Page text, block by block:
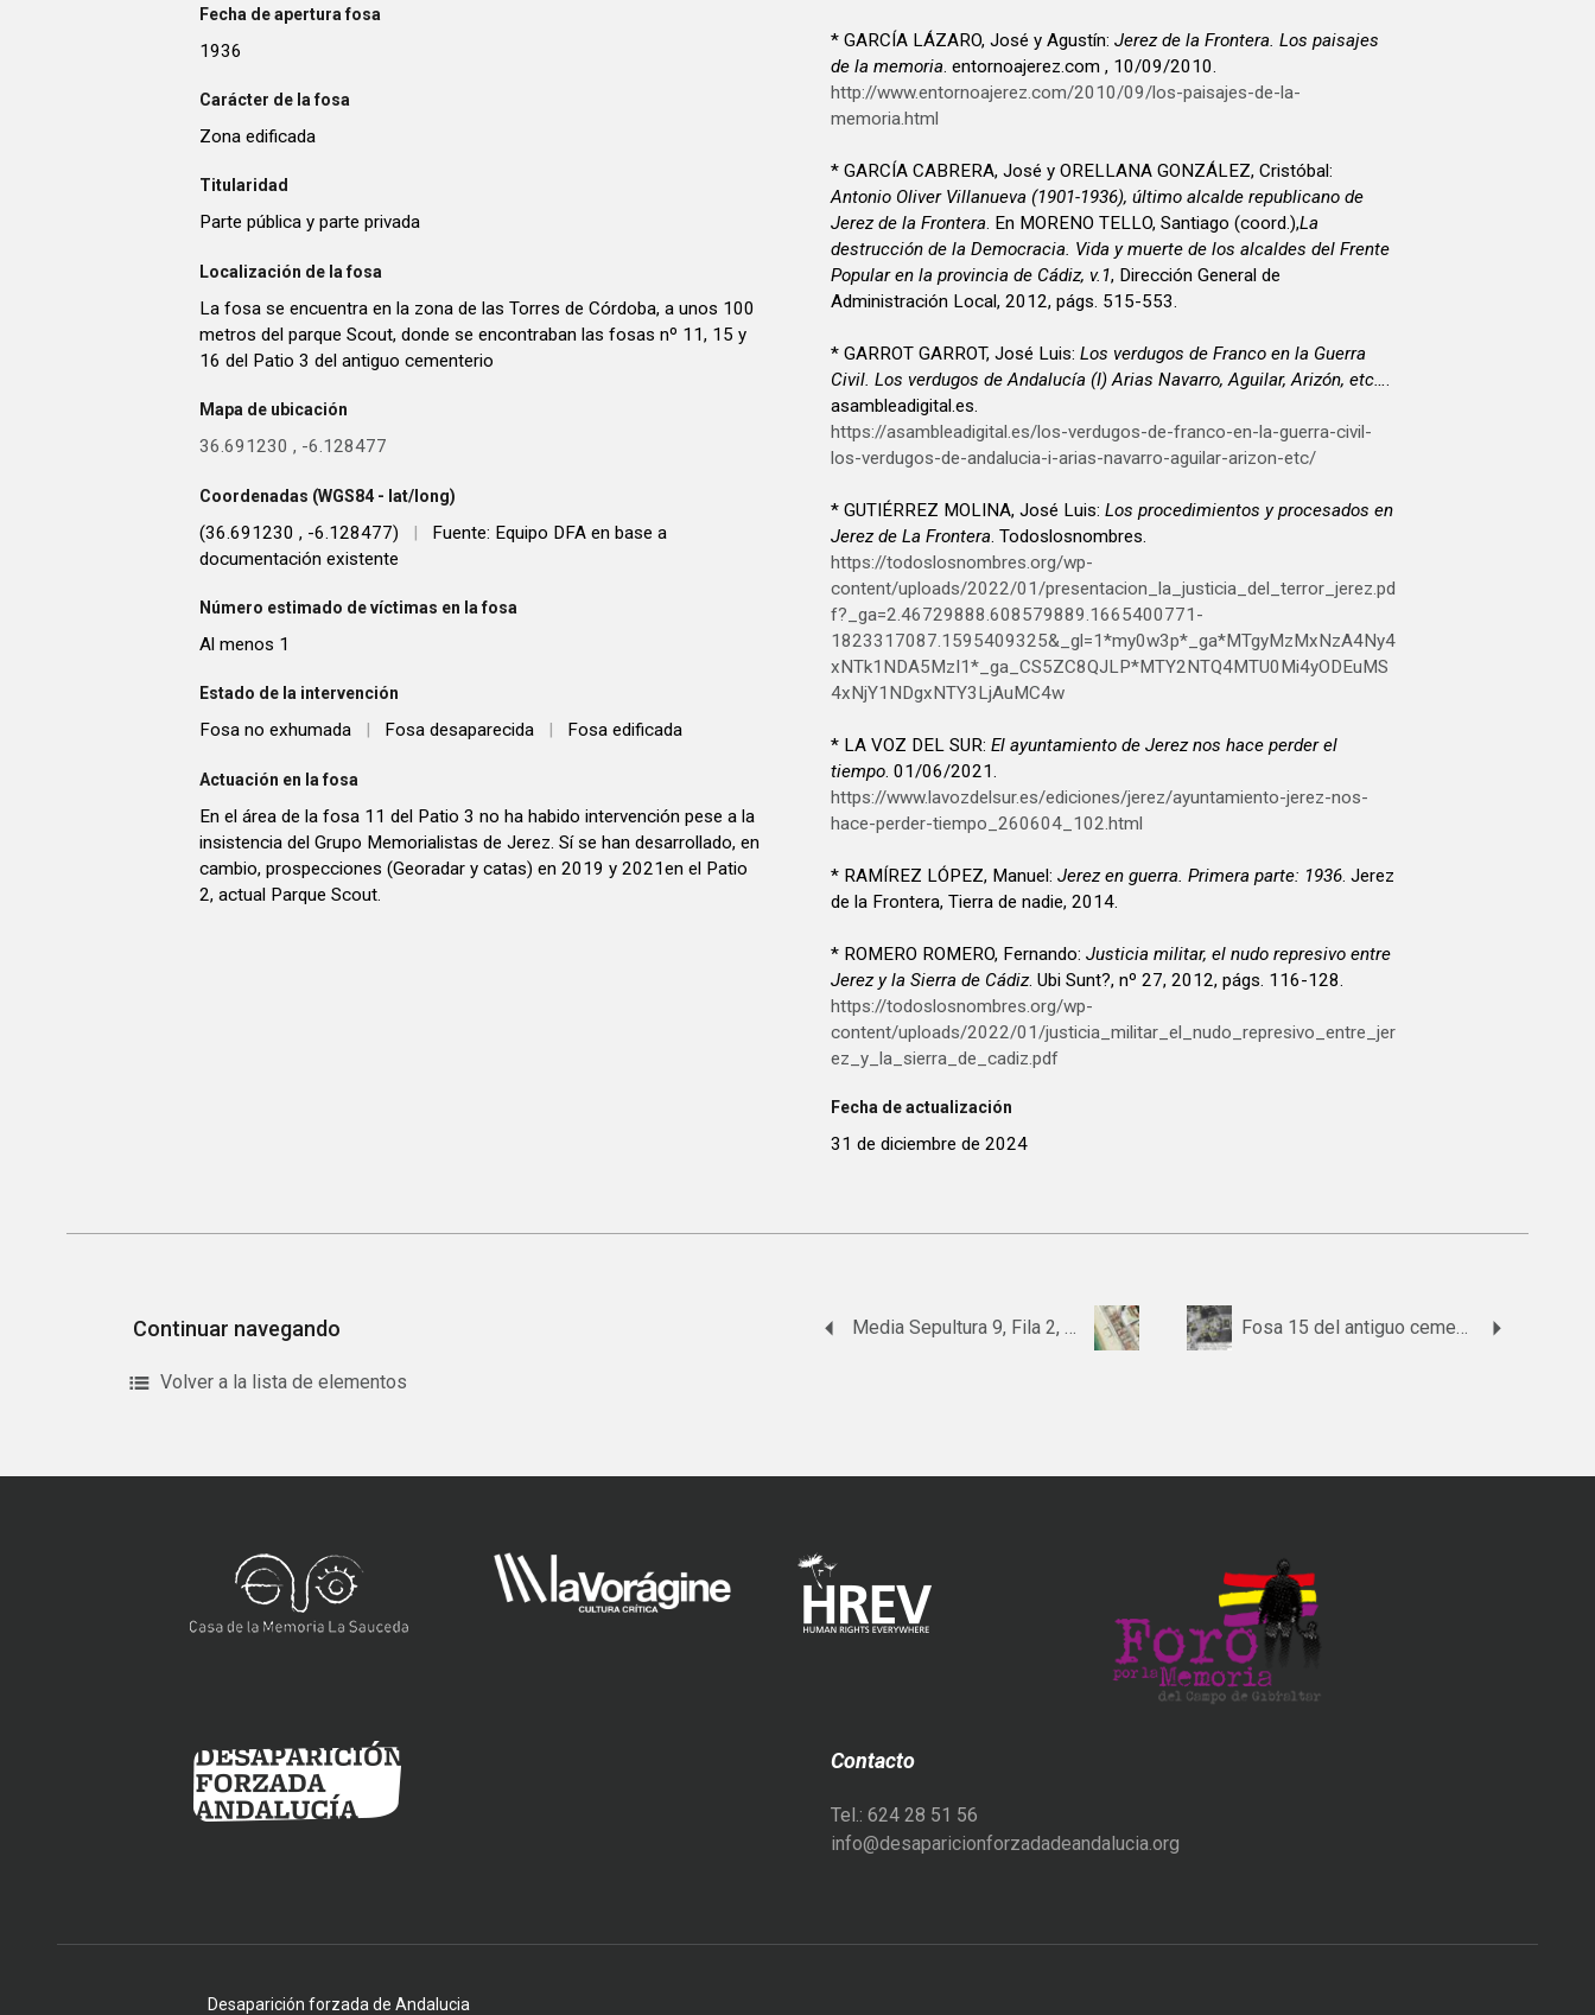
Fecha de apertura fosa
1936
Carácter de la fosa
Zona edificada
Titularidad
Parte pública y parte privada
Localización de la fosa
La fosa se encuentra en la zona de las Torres de Córdoba, a unos 100
metros del parque Scout, donde se encontraban las fosas nº 11, 15 y
16 del Patio 3 del antiguo cementerio
Mapa de ubicación
36.691230 , -6.128477
Coordenadas (WGS84 - lat/long)
(36.691230 , -6.128477) |
Fuente: Equipo DFA en base a
documentación existente
Número estimado de víctimas en la fosa
Al menos 1
Estado de la intervención
Fosa no exhumada Fosa desaparecida Fosa edificada
Actuación en la fosa
En el área de la fosa 11 del Patio 3 no ha habido intervención pese a la
insistencia del Grupo Memorialistas de Jerez. Sí se han desarrollado, en
cambio, prospecciones (Georadar y catas) en 2019 y 2021en el Patio
2, actual Parque Scout.
* GARCÍA LÁZARO, José y Agustín: Jerez de la Frontera. Los paisajes
de la memoria. entornoajerez.com , 10/09/2010.
http://www.entornoajerez.com/2010/09/los-paisajes-de-la-
memoria.html
* GARCÍA CABRERA, José y ORELLANA GONZÁLEZ, Cristóbal:
Antonio Oliver Villanueva (1901-1936), último alcalde republicano de
Jerez de la Frontera. En MORENO TELLO, Santiago (coord.),La
destrucción de la Democracia. Vida y muerte de los alcaldes del Frente
Popular en la provincia de Cádiz, v.1, Dirección General de
Administración Local, 2012, págs. 515-553.
* GARROT GARROT, José Luis: Los verdugos de Franco en la Guerra
Civil. Los verdugos de Andalucía (I) Arias Navarro, Aguilar, Arizón, etc….
asambleadigital.es.
https://asambleadigital.es/los-verdugos-de-franco-en-la-guerra-civil-
los-verdugos-de-andalucia-i-arias-navarro-aguilar-arizon-etc/
* GUTIÉRREZ MOLINA, José Luis: Los procedimientos y procesados en
Jerez de La Frontera. Todoslosnombres.
https://todoslosnombres.org/wp-
content/uploads/2022/01/presentacion_la_justicia_del_terror_jerez.pd
f?_ga=2.46729888.608579889.1665400771-
1823317087.1595409325&_gl=1*my0w3p*_ga*MTgyMzMxNzA4Ny4
xNTk1NDA5MzI1*_ga_CS5ZC8QJLP*MTY2NTQ4MTU0Mi4yODEuMS
4xNjY1NDgxNTY3LjAuMC4w
* LA VOZ DEL SUR: El ayuntamiento de Jerez nos hace perder el
tiempo. 01/06/2021.
https://www.lavozdelsur.es/ediciones/jerez/ayuntamiento-jerez-nos-
hace-perder-tiempo_260604_102.html
* RAMÍREZ LÓPEZ, Manuel: Jerez en guerra. Primera parte: 1936. Jerez
de la Frontera, Tierra de nadie, 2014.
* ROMERO ROMERO, Fernando: Justicia militar, el nudo represivo entre
Jerez y la Sierra de Cádiz. Ubi Sunt?, nº 27, 2012, págs. 116-128.
https://todoslosnombres.org/wp-
content/uploads/2022/01/justicia_militar_el_nudo_represivo_entre_jer
ez_y_la_sierra_de_cadiz.pdf
Fecha de actualización
31 de diciembre de 2024
Continuar navegando Media Sepultura 9, Fila 2, Patio 3, División San Mateo del cementerio de San José Fosa 15 del antiguo cementerio de Santo Domingo de Jerez de la Frontera
Volver a la lista de elementos
Contacto
Tel.: 624 28 51 56
info@desaparicionforzadadeandalucia.org
Desaparición forzada de Andalucia